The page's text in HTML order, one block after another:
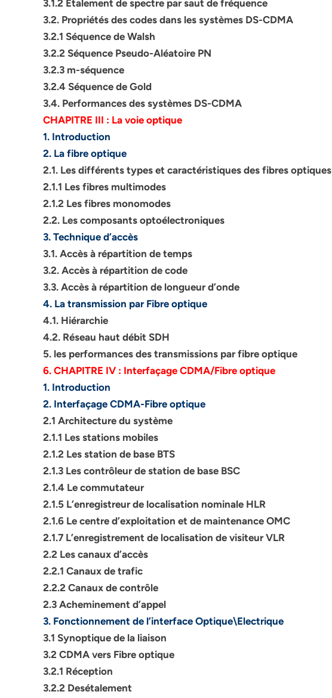
3.1.2 Etalement de spectre par saut de fréquence
3.2. Propriétés des codes dans les systèmes DS-CDMA
3.2.1 Séquence de Walsh
3.2.2 Séquence Pseudo-Aléatoire PN
3.2.3 m-séquence
3.2.4 Séquence de Gold
3.4. Performances des systèmes DS-CDMA
CHAPITRE III : La voie optique
1. Introduction
2. La fibre optique
2.1. Les différents types et caractéristiques des fibres optiques
2.1.1 Les fibres multimodes
2.1.2 Les fibres monomodes
2.2. Les composants optoélectroniques
3. Technique d’accès
3.1. Accès à répartition de temps
3.2. Accès à répartition de code
3.3. Accès à répartition de longueur d’onde
4. La transmission par Fibre optique
4.1. Hiérarchie
4.2. Réseau haut débit SDH
5. les performances des transmissions par fibre optique
6. CHAPITRE IV : Interfaçage CDMA/Fibre optique
1. Introduction
2. Interfaçage CDMA-Fibre optique
2.1 Architecture du système
2.1.1 Les stations mobiles
2.1.2 Les station de base BTS
2.1.3 Les contrôleur de station de base BSC
2.1.4 Le commutateur
2.1.5 L’enregistreur de localisation nominale HLR
2.1.6 Le centre d’exploitation et de maintenance OMC
2.1.7 L’enregistrement de localisation de visiteur VLR
2.2 Les canaux d’accès
2.2.1 Canaux de trafic
2.2.2 Canaux de contrôle
2.3 Acheminement d’appel
3. Fonctionnement de l’interface Optique\Electrique
3.1 Synoptique de la liaison
3.2 CDMA vers Fibre optique
3.2.1 Réception
3.2.2 Desétalement